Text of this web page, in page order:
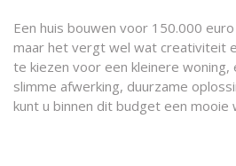
Een huis bouwen voor 150.000
maar het vergt wel wat creativiteit
te kiezen voor een kleinere
slimme afwerking, duurzame
kunt u binnen dit budget een mooie